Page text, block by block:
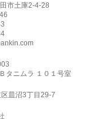
市土庫2-4-28
タニムラ １０１号室
皿沼3丁目29-7